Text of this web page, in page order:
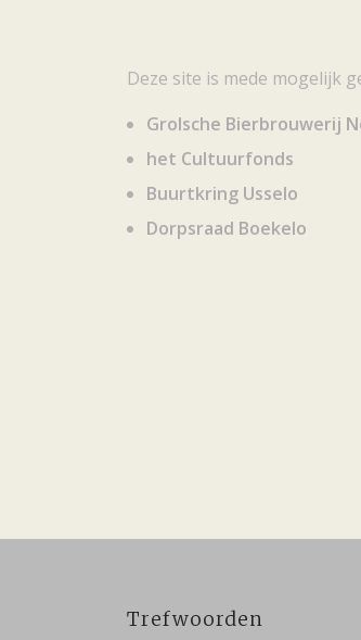
Deze site is mede mogelijk
Grolsche Bierbrouwerij
het Cultuurfonds
Buurtkring Usselo
Dorpsraad Boekelo
Trefwoorden